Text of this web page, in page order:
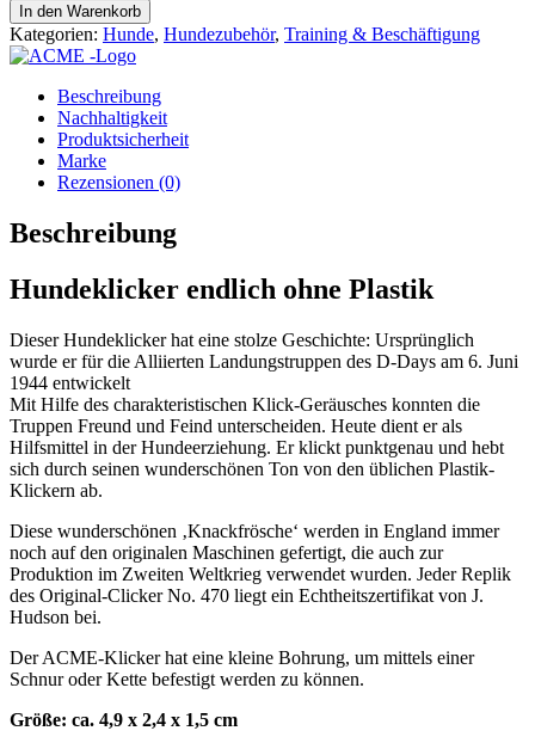
In den Warenkorb
Kategorien: Hunde, Hundezubehör, Training & Beschäftigung
Beschreibung
Nachhaltigkeit
Produktsicherheit
Marke
Rezensionen (0)
Beschreibung
Hundeklicker endlich ohne Plastik
Dieser Hundeklicker hat eine stolze Geschichte: Ursprünglich
wurde er für die Alliierten Landungstruppen des D-Days am 6. Juni
1944 entwickelt
Mit Hilfe des charakteristischen Klick-Geräusches konnten die
Truppen Freund und Feind unterscheiden. Heute dient er als
Hilfsmittel in der Hundeerziehung. Er klickt punktgenau und hebt
sich durch seinen wunderschönen Ton von den üblichen Plastik-
Klickern ab.
Diese wunderschönen ‚Knackfrösche‘ werden in England immer
noch auf den originalen Maschinen gefertigt, die auch zur
Produktion im Zweiten Weltkrieg verwendet wurden. Jeder Replik
des Original-Clicker No. 470 liegt ein Echtheitszertifikat von J.
Hudson bei.
Der ACME-Klicker hat eine kleine Bohrung, um mittels einer
Schnur oder Kette befestigt werden zu können.
Größe: ca. 4,9 x 2,4 x 1,5 cm